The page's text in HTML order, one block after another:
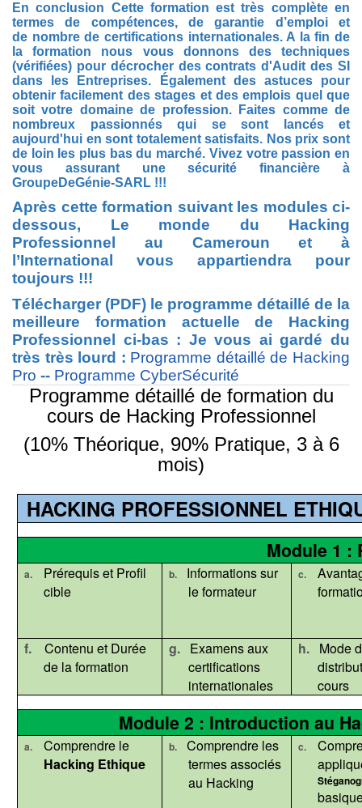
En conclusion Cette formation est très complète en
termes de compétences, de garantie d’emploi et
de nombre de certifications internationales. A la fin de
la formation nous vous donnons des techniques
(vérifiées) pour décrocher des contrats d'Audit des SI
dans les Entreprises. Également des astuces pour
obtenir facilement des stages et des emplois quel que
soit votre domaine de profession. Faites comme de
nombreux passionnés qui se sont lancés et
aujourd'hui en sont totalement satisfaits. Nos prix sont
de loin les plus bas du marché. Vivez votre passion en
vous assurant une sécurité financière à
GroupeDeGénie-SARL !!!
Après cette formation suivant les modules ci-
dessous, Le monde du Hacking
Professionnel
au Cameroun et à
l’International vous appartiendra pour
toujours !!!
Télécharger (PDF) le programme détaillé de la
meilleure formation actuelle de Hacking
Professionnel ci-bas : Je vous ai gardé du
très très lourd : Programme détaillé de Hacking
Pro -- Programme CyberSécurité
Programme détaillé de formation du
cours de Hacking Professionnel
(10% Théorique, 90% Pratique, 3 à 6
mois)
HACKING PROFESSIONNEL
Module 1 :
a.
Prérequis et Profil
cible
b.
Informations sur
le formateur
c.
f.
Contenu et Durée
de la formation
g. Examens aux
certifications
internationales
h. Mode
cours
Module 2 : Introductionau
a. Comprendre le
Hacking Ethique
b.
Comprendre les
termes associés
au Hacking
c.